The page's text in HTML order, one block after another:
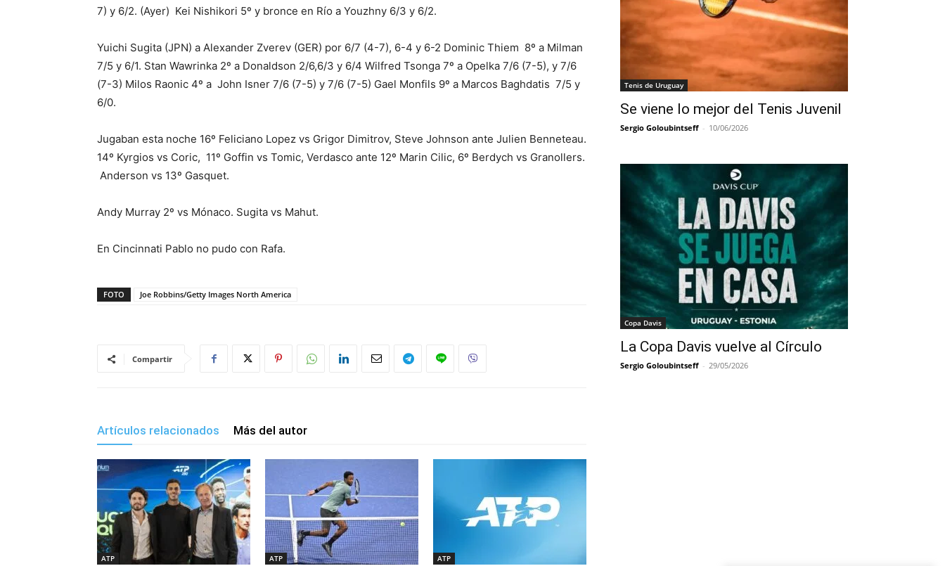
7) y 6/2. (Ayer) Kei Nishikori 5º y bronce en Río a Youzhny 6/3 y 6/2.
Yuichi Sugita (JPN) a Alexander Zverev (GER) por 6/7 (4-7), 6-4 y 6-2 Dominic Thiem 8º a Milman
7/5 y 6/1. Stan Wawrinka 2º a Donaldson 2/6,6/3 y 6/4 Wilfred Tsonga 7º a Opelka 7/6 (7-5), y 7/6
(7-3) Milos Raonic 4º a John Isner 7/6 (7-5) y 7/6 (7-5) Gael Monfils 9º a Marcos Baghdatis 7/5 y
6/0.
Jugaban esta noche 16º Feliciano Lopez vs Grigor Dimitrov, Steve Johnson ante Julien Benneteau.
14º Kyrgios vs Coric, 11º Goffin vs Tomic, Verdasco ante 12º Marin Cilic, 6º Berdych vs Granollers.
Anderson vs 13º Gasquet.
Andy Murray 2º vs Mónaco. Sugita vs Mahut.
En Cincinnati Pablo no pudo con Rafa.
FOTO Joe Robbins/Getty Images North America
Compartir
Artículos relacionados Más del autor
ATP ATP ATP
Tenis de Uruguay
Se viene lo mejor del Tenis Juvenil
Sergio Goloubintseff - 10/06/2026
Copa Davis
La Copa Davis vuelve al Círculo
Sergio Goloubintseff - 29/05/2026